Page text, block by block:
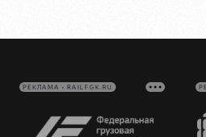
РЕКЛАМА • RAILFGK.RU